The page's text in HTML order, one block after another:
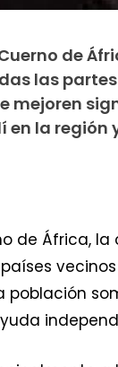
de
las
mejoren
la región
de África,